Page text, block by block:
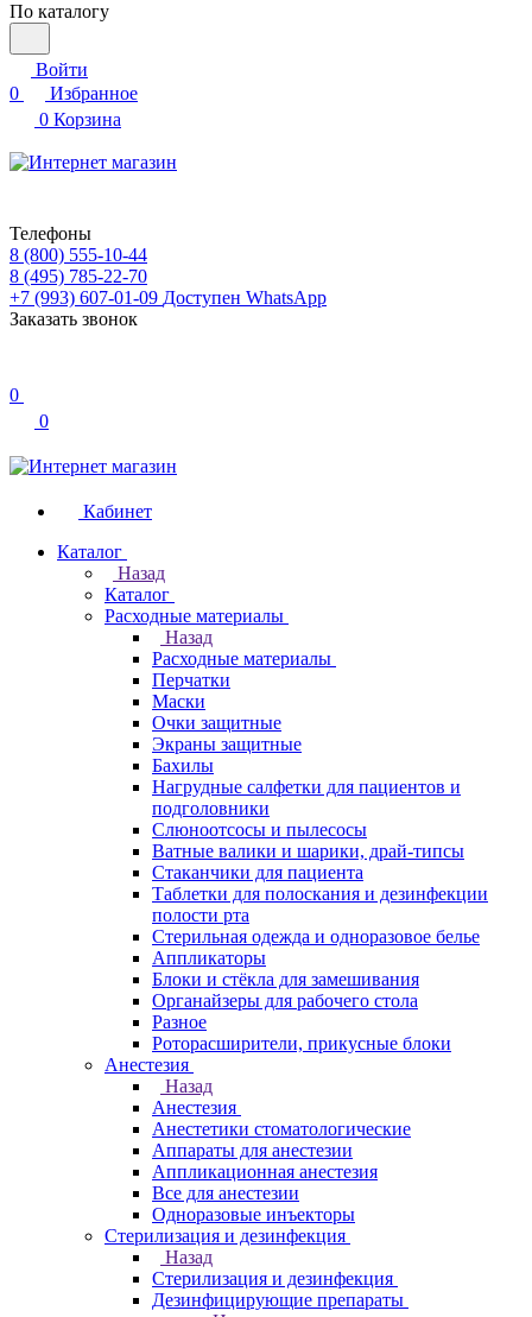
По каталогу
Войти
0
Избранное
0 Корзина
Телефоны
8 (800) 555-10-44
8 (495) 785-22-70
+7 (993) 607-01-09 Доступен WhatsApp
Заказать звонок
0
0
Кабинет
Каталог
Назад
Каталог
Расходные материалы
Назад
Расходные материалы
Перчатки
Маски
Очки защитные
Экраны защитные
Бахилы
Нагрудные салфетки для пациентов и
подголовники
Слюноотсосы и пылесосы
Ватные валики и шарики, драй-типсы
Стаканчики для пациента
Таблетки для полоскания и дезинфекции
полости рта
Стерильная одежда и одноразовое белье
Аппликаторы
Блоки и стёкла для замешивания
Органайзеры для рабочего стола
Разное
Роторасширители, прикусные блоки
Анестезия
Назад
Анестезия
Анестетики стоматологические
Аппараты для анестезии
Аппликационная анестезия
Все для анестезии
Одноразовые инъекторы
Стерилизация и дезинфекция
Назад
Стерилизация и дезинфекция
Дезинфицирующие препараты